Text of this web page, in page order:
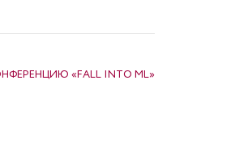
«FALL INTO ML»